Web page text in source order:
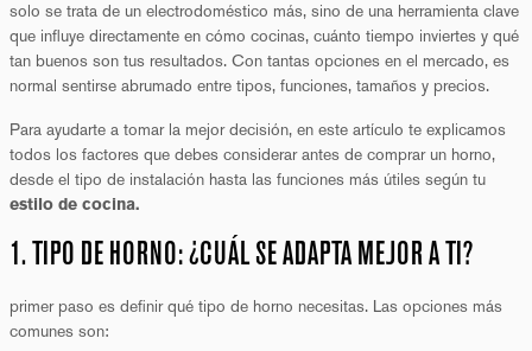
solo se trata de un electrodoméstico más, sino de una herramienta clave
que influye directamente en cómo cocinas, cuánto tiempo inviertes y qué
tan buenos son tus resultados. Con tantas opciones en el mercado, es
normal sentirse abrumado entre tipos, funciones, tamaños y precios.
Para ayudarte a tomar la mejor decisión, en este artículo te explicamos
todos los factores que debes considerar antes de comprar un horno,
desde el tipo de instalación hasta las funciones más útiles según tu
estilo de cocina.
1. TIPO DE HORNO: ¿CUÁL SE ADAPTA MEJOR A TI?
primer paso es definir qué tipo de horno necesitas. Las opciones más
comunes son: